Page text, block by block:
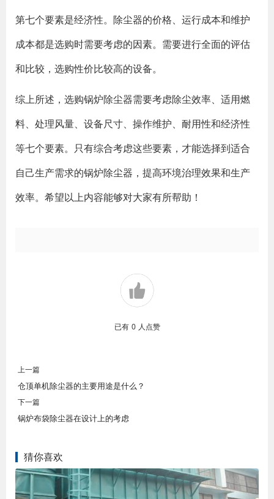
第七个要素是经济性。除尘器的价格、运行成本和维护
成本都是选购时需要考虑的因素。需要进行全面的评估
和比较，选购性价比较高的设备。
综上所述，选购锅炉除尘器需要考虑除尘效率、适用燃
料、处理风量、设备尺寸、操作维护、耐用性和经济性
等七个要素。只有综合考虑这些要素，才能选择到适合
自己生产需求的锅炉除尘器，提高环境治理效果和生产
效率。希望以上内容能够对大家有所帮助！
已有 0 人点赞
上一篇
仓顶单机除尘器的主要用途是什么？
下一篇
锅炉布袋除尘器在设计上的考虑
猜你喜欢